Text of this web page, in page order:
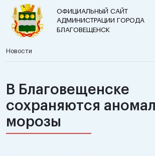
ОФИЦИАЛЬНЫЙ САЙТ
АДМИНИСТРАЦИИ ГОРОДА
БЛАГОВЕЩЕНСК
Новости
В Благовещенске
сохраняются
морозы